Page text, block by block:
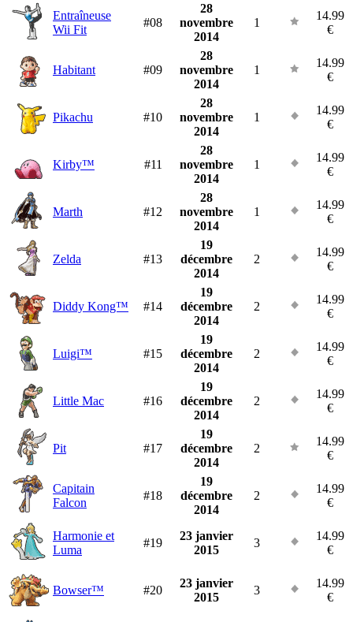
Entraîneuse
Wii Fit
#08
28
novembre
2014
1
14.99
€
Habitant #09
28
novembre
2014
1
14.99
€
Pikachu #10
28
novembre
2014
1
14.99
€
Kirby™ #11
28
novembre
2014
1
14.99
€
Marth #12
28
novembre
2014
1
14.99
€
Zelda #13
19
décembre
2014
2
14.99
€
Diddy Kong™ #14
19
décembre
2014
2
14.99
€
Luigi™ #15
19
décembre
2014
2
14.99
€
Little Mac #16
19
décembre
2014
2
14.99
€
Pit #17
19
décembre
2014
2
14.99
€
Capitain
Falcon
#18
19
décembre
2014
2
14.99
€
Harmonie et
Luma
#19
23 janvier
2015
3
14.99
€
Bowser™ #20
23 janvier
2015
3
14.99
€